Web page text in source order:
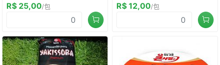
R$ 25,00/包 R$ 12,00/包